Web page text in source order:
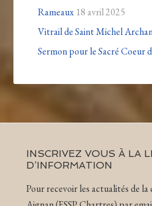
Rameaux 18 avril 2025
Vitrail de Saint Michel
Sermon pour le Sacré Coeur
INSCRIVEZ VOUS À LA
D’INFORMATION
Pour recevoir les actualités de